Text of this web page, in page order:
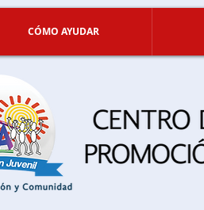
CÓMO AYUDAR